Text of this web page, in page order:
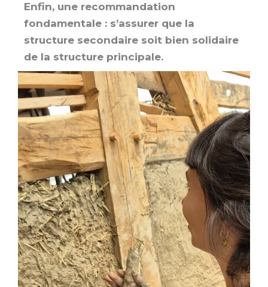
Enfin, une recommandation
fondamentale : s’assurer que la
structure secondaire soit bien solidaire
de la structure principale.